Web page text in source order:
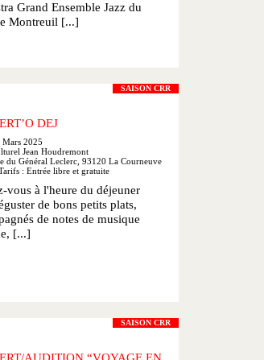
Grand Ensemble Jazz du
Montreuil [...]
SAISON CRR
DEJ
2025
Jean Houdremont
du Général Leclerc, 93120 La Courneuve
: Entrée libre et gratuite
vous à l'heure du déjeuner
de bons petits plats,
de notes de musique
[...]
SAISON CRR